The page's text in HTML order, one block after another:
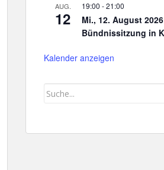
AUG.
12
19:00 -21:00
Mi., 12. August
Bündnissitzung in
Kalender anzeigen